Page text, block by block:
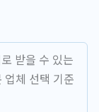
받을 수 있는
체 선택 기준